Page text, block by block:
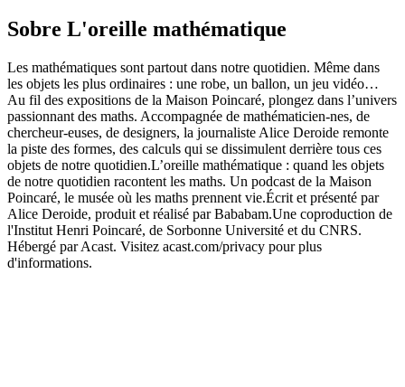
Sobre L'oreille mathématique
Les mathématiques sont partout dans notre quotidien. Même dans
les objets les plus ordinaires : une robe, un ballon, un jeu vidéo…
Au fil des expositions de la Maison Poincaré, plongez dans l’univers
passionnant des maths. Accompagnée de mathématicien-nes, de
chercheur-euses, de designers, la journaliste Alice Deroide remonte
la piste des formes, des calculs qui se dissimulent derrière tous ces
objets de notre quotidien.L’oreille mathématique : quand les objets
de notre quotidien racontent les maths. Un podcast de la Maison
Poincaré, le musée où les maths prennent vie.Écrit et présenté par
Alice Deroide, produit et réalisé par Bababam.Une coproduction de
l'Institut Henri Poincaré, de Sorbonne Université et du CNRS.
Hébergé par Acast. Visitez acast.com/privacy pour plus
d'informations.